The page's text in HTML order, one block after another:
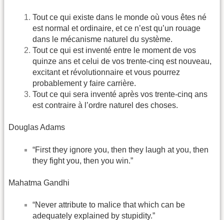
Tout ce qui existe dans le monde où vous êtes né
est normal et ordinaire, et ce n’est qu’un rouage
dans le mécanisme naturel du système.
Tout ce qui est inventé entre le moment de vos
quinze ans et celui de vos trente-cinq est nouveau,
excitant et révolutionnaire et vous pourrez
probablement y faire carrière.
Tout ce qui sera inventé après vos trente-cinq ans
est contraire à l’ordre naturel des choses.
Douglas Adams
“First they ignore you, then they laugh at you, then
they fight you, then you win.”
Mahatma Gandhi
“Never attribute to malice that which can be
adequately explained by stupidity.”